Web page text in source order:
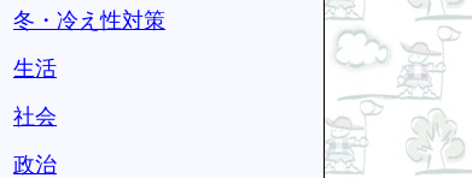
冬・冷え性対策
生活
社会
政治